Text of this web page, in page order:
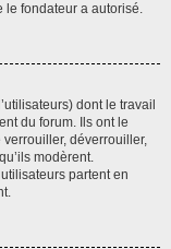
le fondateur a autorisé.
dont le travail
du forum. Ils ont le
déverrouiller,
modèrent.
partent en